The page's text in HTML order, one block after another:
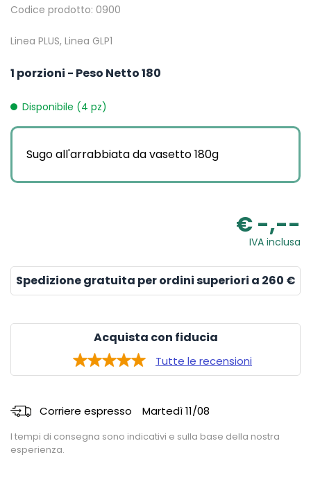
Codice prodotto: 0900
Linea PLUS, Linea GLP1
1 porzioni - Peso Netto 180
Disponibile (4 pz)
Sugo all'arrabbiata da vasetto 180g
€ -,--
IVA inclusa
Spedizione gratuita per ordini superiori a 260 €
Acquista con fiducia
Tutte le recensioni
Corriere espresso Martedì 11/08
I tempi di consegna sono indicativi e sulla base della nostra
esperienza.